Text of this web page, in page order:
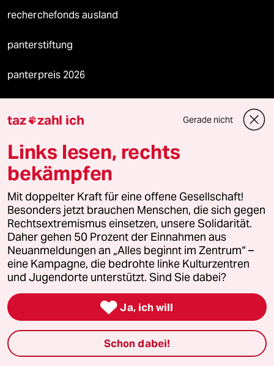
recherchefonds ausland
panterstiftung
panterpreis 2026
bundestalk
fernverbindung
klima update°
Mauerecho
Freie Rede
reingehen
taz zahl ich Gerade nicht
Links lesen, rechts
bekämpfen
Mit doppelter Kraft für eine offene Gesellschaft!
Besonders jetzt brauchen Menschen, die sich gegen
Rechtsextremismus einsetzen, unsere Solidarität.
Daher gehen 50 Prozent der Einnahmen aus
Neuanmeldungen an „Alles beginnt im Zentrum“ –
eine Kampagne, die bedrohte linke Kulturzentren
und Jugendorte unterstützt. Sind Sie dabei?
 Ja, ich will
Schon dabei!